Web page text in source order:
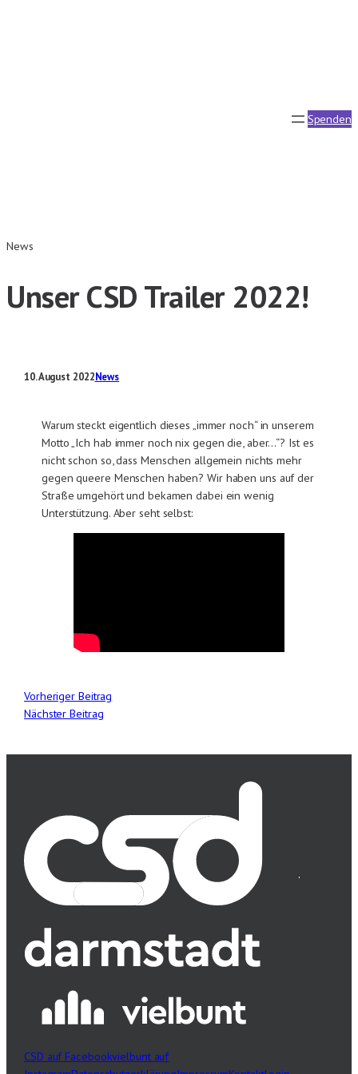
Spenden
News
Unser CSD Trailer 2022!
10. August 2022News
Warum steckt eigentlich dieses „immer noch“ in unserem
Motto „Ich hab immer noch nix gegen die, aber…“? Ist es
nicht schon so, dass Menschen allgemein nichts mehr
gegen queere Menschen haben? Wir haben uns auf der
Straße umgehört und bekamen dabei ein wenig
Unterstützung. Aber seht selbst:
Vorheriger Beitrag
Nächster Beitrag
CSD auf Facebookvielbunt auf